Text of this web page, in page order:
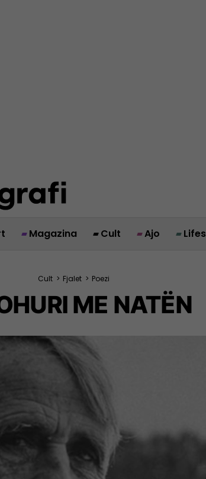
Magazina Cult Ajo
Cult > Fjalet > Poezi
ME NATËN